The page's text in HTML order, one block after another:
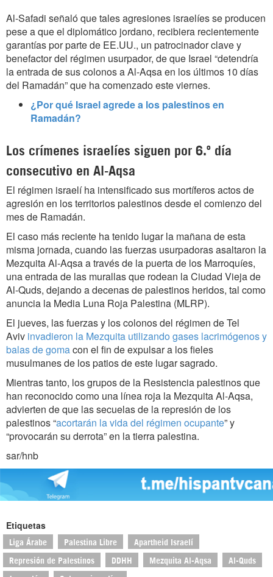
Al-Safadi señaló que tales agresiones israelíes se producen
pese a que el diplomático jordano, recibiera recientemente
garantías por parte de EE.UU., un patrocinador clave y
benefactor del régimen usurpador, de que Israel “detendría
la entrada de sus colonos a Al-Aqsa en los últimos 10 días
del Ramadán” que ha comenzado este viernes.
¿Por qué Israel agrede a los palestinos en
Ramadán?
Los crímenes israelíes siguen por 6.º día
consecutivo en Al-Aqsa
El régimen israelí ha intensificado sus mortíferos actos de
agresión en los territorios palestinos desde el comienzo del
mes de Ramadán.
El caso más reciente ha tenido lugar la mañana de esta
misma jornada, cuando las fuerzas usurpadoras asaltaron la
Mezquita Al-Aqsa a través de la puerta de los Marroquíes,
una entrada de las murallas que rodean la Ciudad Vieja de
Al-Quds, dejando a decenas de palestinos heridos, tal como
anuncia la Media Luna Roja Palestina (MLRP).
El jueves, las fuerzas y los colonos del régimen de Tel
Aviv invadieron la Mezquita utilizando gases lacrimógenos y
balas de gomacon el fin de expulsar a los fieles
musulmanesde los patios de este lugar sagrado.
Mientras tanto, los grupos de la Resistencia palestinos que
han reconocido como una línea roja la Mezquita Al-Aqsa,
advierten deque las secuelas de la represión de los
palestinos “acortarán la vida del régimen ocupante” y
“provocarán su derrota” en la tierra palestina.
sar/hnb
Etiquetas
Liga Árabe Palestina Libre Apartheid Israelí
Represión de Palestinos DDHH Mezquita Al-Aqsa Al-Quds